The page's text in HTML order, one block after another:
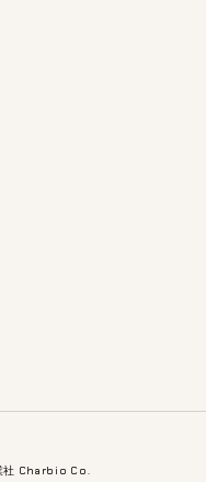
社 Charbio Co.